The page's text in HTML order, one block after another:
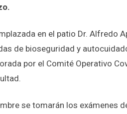
en el patio Dr. Alfredo
de bioseguridad y
por el Comité Operativo
se tomarán los exámenes